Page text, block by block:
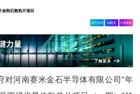
金刚石散热片项目
相关舆情 AI解读 生成海报
对河南赛米金石半导体有限公司“年